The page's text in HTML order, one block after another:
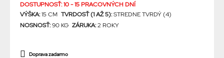
DOSTUPNOSŤ: 10 - 15 PRACOVNÝCH DNÍ
VÝŠKA:15 CM TVRDOSŤ (1 AŽ 5):STREDNE TVRDÝ (4)
NOSNOSŤ:90 KG ZÁRUKA:2 ROKY
Doprava zadarmo